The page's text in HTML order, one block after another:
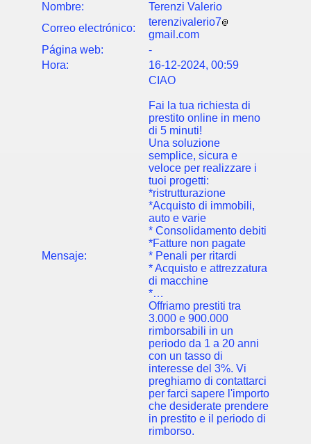
Nombre:
Terenzi Valerio
Correo electrónico:
terenzivalerio7
gmail.com
Página web:
-
Hora:
16-12-2024, 00:59
Mensaje:
CIAO
Fai la tua richiesta di
prestito online in meno
di 5 minuti!
Una soluzione
semplice, sicura e
veloce per realizzare i
tuoi progetti:
*ristrutturazione
*Acquisto di immobili,
auto e varie
* Consolidamento debiti
*Fatture non pagate
* Penali per ritardi
* Acquisto e attrezzatura
di macchine
*…
Offriamo prestiti tra
3.000 e 900.000
rimborsabili in un
periodo da 1 a 20 anni
con un tasso di
interesse del 3%. Vi
preghiamo di contattarci
per farci sapere l'importo
che desiderate prendere
in prestito e il periodo di
rimborso.